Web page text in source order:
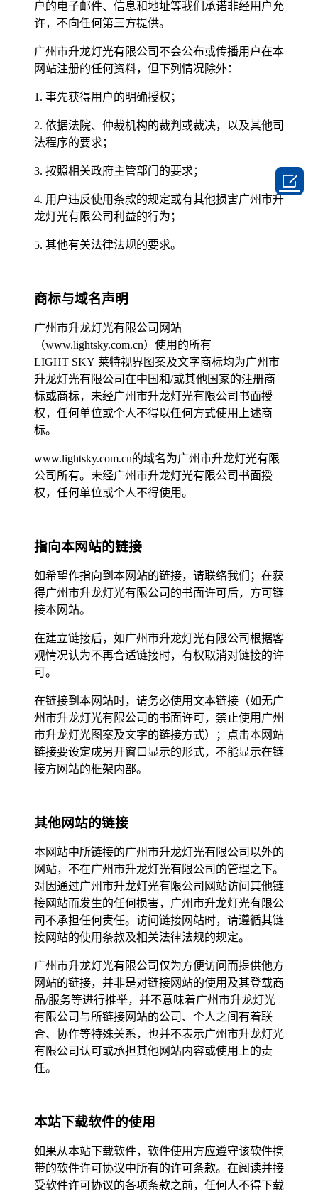
户的电子邮件、信息和地址等我们承诺非经用户允
许，不向任何第三方提供。
广州市升龙灯光有限公司不会公布或传播用户在本
网站注册的任何资料，但下列情况除外：
1. 事先获得用户的明确授权；
2. 依据法院、仲裁机构的裁判或裁决，以及其他司
法程序的要求；
3. 按照相关政府主管部门的要求；
4. 用户违反使用条款的规定或有其他损害广州市升
龙灯光有限公司利益的行为；
5. 其他有关法律法规的要求。
商标与域名声明
广州市升龙灯光有限公司网站
（www.lightsky.com.cn）使用的所有
LIGHT SKY 莱特视界图案及文字商标均为广州市
升龙灯光有限公司在中国和/或其他国家的注册商
标或商标，未经广州市升龙灯光有限公司书面授
权，任何单位或个人不得以任何方式使用上述商
标。
www.lightsky.com.cn的域名为广州市升龙灯光有限
公司所有。未经广州市升龙灯光有限公司书面授
权，任何单位或个人不得使用。
指向本网站的链接
如希望作指向到本网站的链接，请联络我们；在获
得广州市升龙灯光有限公司的书面许可后，方可链
接本网站。
在建立链接后，如广州市升龙灯光有限公司根据客
观情况认为不再合适链接时，有权取消对链接的许
可。
在链接到本网站时，请务必使用文本链接（如无广
州市升龙灯光有限公司的书面许可，禁止使用广州
市升龙灯光图案及文字的链接方式）；点击本网站
链接要设定成另开窗口显示的形式，不能显示在链
接方网站的框架内部。
其他网站的链接
本网站中所链接的广州市升龙灯光有限公司以外的
网站，不在广州市升龙灯光有限公司的管理之下。
对因通过广州市升龙灯光有限公司网站访问其他链
接网站而发生的任何损害，广州市升龙灯光有限公
司不承担任何责任。访问链接网站时，请遵循其链
接网站的使用条款及相关法律法规的规定。
广州市升龙灯光有限公司仅为方便访问而提供他方
网站的链接，并非是对链接网站的使用及其登载商
品/服务等进行推举，并不意味着广州市升龙灯光
有限公司与所链接网站的公司、个人之间有着联
合、协作等特殊关系，也并不表示广州市升龙灯光
有限公司认可或承担其他网站内容或使用上的责
任。
本站下载软件的使用
如果从本站下载软件，软件使用方应遵守该软件携
带的软件许可协议中所有的许可条款。在阅读并接
受软件许可协议的各项条款之前，任何人不得下载
